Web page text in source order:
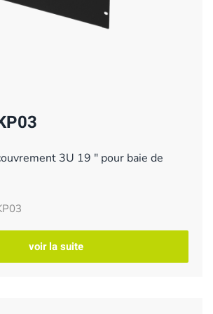
3U 19 " pour baie de
voir la suite